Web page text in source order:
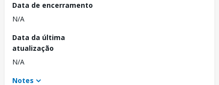
Data de encerramento
N/A
Data da última
atualização
N/A
Notes